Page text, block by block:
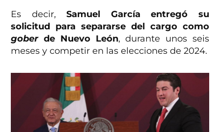
Es decir,Samuel García entregó su
solicitud para separarse del cargo como
goberde Nuevo León, durante unos seis
meses y competir en las elecciones de 2024.